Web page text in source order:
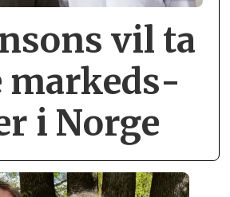
vil ta
markeds­
i Norge